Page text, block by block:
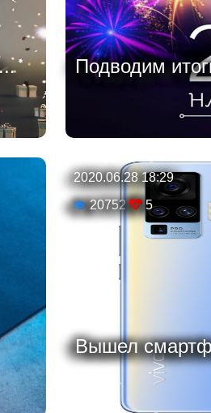
Подводим
2020.06.28 18:29
20752
5
Вышел